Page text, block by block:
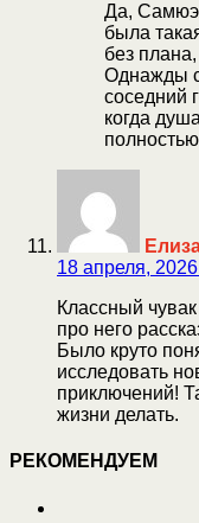
Да,
была
без
Однажды
соседний
когда
18 апреля,
Классный
про него
Было круто
исследовать
приключений!
жизни делать.
РЕКОМЕНДУЕМ